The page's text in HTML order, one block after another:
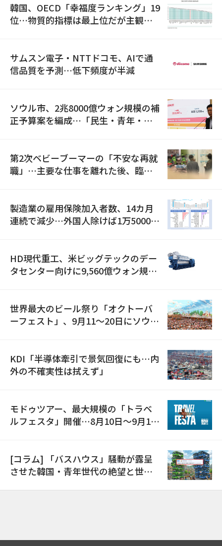
韓国、OECD「幸福度ランキング」19
位…物質的指標は最上位だが主観的
サムスン電子・NTTドコモ、AIで通
信品質を予測…低下頻度が半減
ソウル市、2兆8000億ウォン規模の補
正予算案を編成…「民生・青年・安
第2次ベビーブーマーの「不安な再就
職」…主要な仕事を離れた後、臨時
製造業の雇用保険加入者数、14カ月
連続で減少…外国人除けば1万5000人
HD現代重工、米ビッグテックのデー
タセンター向けに9,560億ウォン規模
世界最大のビール祭り「オクトーバ
ーフェスト」、9月11〜20日にソウル
KDI「半導体牽引で景気回復にも…内
外の不確実性は拭えず」
モドゥツアー、最大規模の「トラベ
ルフェスタ」開催…8月10日～9月11
[コラム] 「バスハウス」騒動が露呈
させた韓国・青年世代の絶望と世代